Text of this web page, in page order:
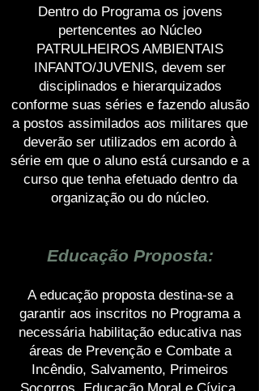
Dentro do Programa os jovens
pertencentes ao Núcleo
PATRULHEIROS AMBIENTAIS
INFANTO/JUVENIS, devem ser
disciplinados e hierarquizados
conforme suas séries e fazendo alusão
a postos assimilados aos militares que
deverão ser utilizados em acordo à
série em que o aluno está cursando e a
curso que tenha efetuado dentro da
organização ou do núcleo.
Educação Proposta:
A educação proposta destina-se a
garantir aos inscritos no Programa a
necessária habilitação educativa nas
áreas de Prevenção e Combate a
Incêndio, Salvamento, Primeiros